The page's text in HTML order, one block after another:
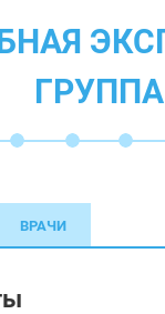
ГРУППА
ВРАЧИ